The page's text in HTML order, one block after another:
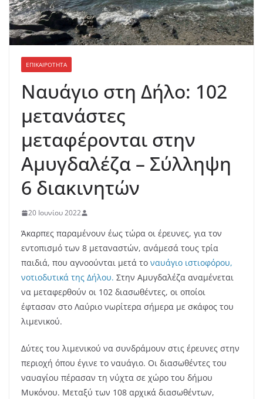
ΕΠΙΚΑΙΡΟΤΗΤΑ
Ναυάγιο στη Δήλο: 102
μετανάστες
μεταφέρονται στην
Αμυγδαλέζα – Σύλληψη
6 διακινητών
20 Ιουνίου 2022
Άκαρπες παραμένουν έως τώρα οι έρευνες, για τον
εντοπισμό των 8 μεταναστών, ανάμεσά τους τρία
παιδιά, που αγνοούνται μετά το ναυάγιο ιστιοφόρου,
νοτιοδυτικά της Δήλου. Στην Αμυγδαλέζα αναμένεται
να μεταφερθούν οι 102 διασωθέντες, οι οποίοι
έφτασαν στο Λαύριο νωρίτερα σήμερα με σκάφος του
λιμενικού.
Δύτες του λιμενικού να συνδράμουν στις έρευνες στην
περιοχή όπου έγινε το ναυάγιο. Οι διασωθέντες του
ναυαγίου πέρασαν τη νύχτα σε χώρο του δήμου
Μυκόνου. Μεταξύ των 108 αρχικά διασωθέντων,